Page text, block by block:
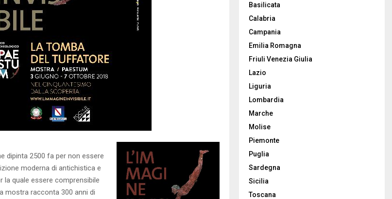
dipinta 2500 fa per non essere
moderna di antichistica e
la quale essere comprensibile
mostra racconta 300 anni di
Basilicata
Calabria
Campania
Emilia Romagna
Friuli Venezia Giulia
Lazio
Liguria
Lombardia
Marche
Molise
Piemonte
Puglia
Sardegna
Sicilia
Toscana